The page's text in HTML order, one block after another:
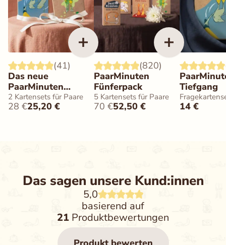
(41)
Das neue
PaarMinuten
Doppelpack
2 Kartensets für Paare
28 €25,20 €
(820)
PaarMinuten
Fünferpack
5 Kartensets für Paare
70 €52,50 €
Tiefgang
14 €
Das sagen unsere Kund:innen
5,0
basierend auf
21 Produktbewertungen